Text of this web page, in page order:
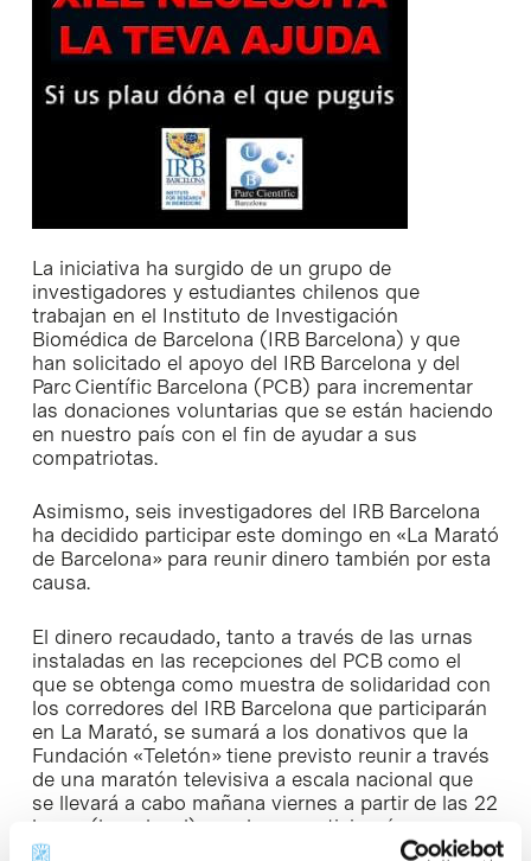
La iniciativa ha surgido de un grupo de
investigadores y estudiantes chilenos que
trabajan en el Instituto de Investigación
Biomédica de Barcelona (IRB Barcelona) y que
han solicitado el apoyo del IRB Barcelona y del
Parc Científic Barcelona (PCB) para incrementar
las donaciones voluntarias que se están haciendo
en nuestro país con el fin de ayudar a sus
compatriotas.
Asimismo, seis investigadores del IRB Barcelona
ha decidido participar este domingo en «La Marató
de Barcelona» para reunir dinero también por esta
causa.
El dinero recaudado, tanto a través de las urnas
instaladas en las recepciones del PCB como el
que se obtenga como muestra de solidaridad con
los corredores del IRB Barcelona que participarán
en La Marató, se sumará a los donativos que la
Fundación «Teletón» tiene previsto reunir a través
de una maratón televisiva a escala nacional que
se llevará a cabo mañana viernes a partir de las 22
horas (hora local), en el que participarán
personajes famosos nacionales y extranjeros.